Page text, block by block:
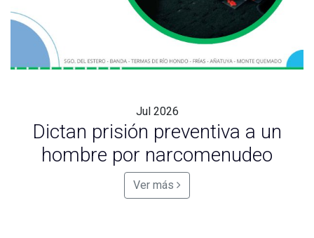
Jul 2026
Dictan prisión preventiva a un
hombre por narcomenudeo
Ver más